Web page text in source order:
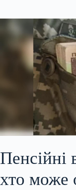
Пенсійні
хто може